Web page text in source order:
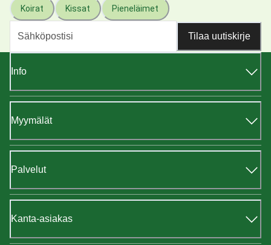
Koirat Kissat Pieneläimet
Tilaa uutiskirje
Info
Myymälät
Palvelut
Kanta-asiakas